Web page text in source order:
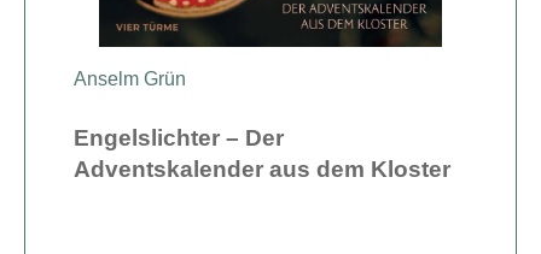
Anselm Grün
Engelslichter – Der
Adventskalender aus dem Kloster